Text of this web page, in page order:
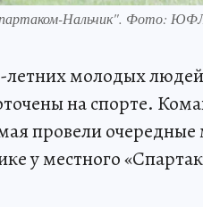
Нальчик". Фото:
молодых
на спорте.
мая провели
у местного